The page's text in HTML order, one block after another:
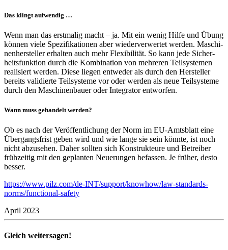
Das klingt aufwendig …
Wenn man das erst­malig macht – ja. Mit ein wenig Hilfe und Übung
können viele Spezi­fi­ka­tionen aber wieder­ver­wertet werden. Maschi­
nen­her­steller erhalten auch mehr Flexi­bi­lität. So kann jede Sicher­
heits­funk­tion durch die Kombi­na­tion von mehreren Teil­sys­temen
reali­siert werden. Diese liegen entweder als durch den Hersteller
bereits vali­dierte Teil­sys­teme vor oder werden als neue Teil­sys­teme
durch den Maschi­nen­bauer oder Inte­grator entworfen.
Wann muss gehan­delt werden?
Ob es nach der Veröf­fent­li­chung der Norm im EU-Amts­blatt eine
Über­gangs­frist geben wird und wie lange sie sein könnte, ist noch
nicht abzu­sehen. Daher sollten sich Konstruk­teure und Betreiber
früh­zeitig mit den geplanten Neue­rungen befassen. Je früher, desto
besser.
https://www.pilz.com/de-INT/support/knowhow/law-standards-
norms/functional-safety
April 2023
Gleich weitersagen!